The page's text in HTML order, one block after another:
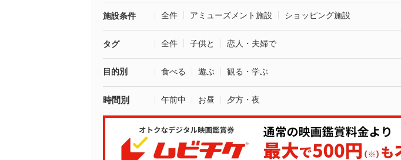
施設条件 全件 アミューズメント施設 ショッピング施設
タグ 全件 子供と 恋人・夫婦で
目的別 食べる 遊ぶ 観る・学ぶ
時間別 午前中 お昼 夕方・夜